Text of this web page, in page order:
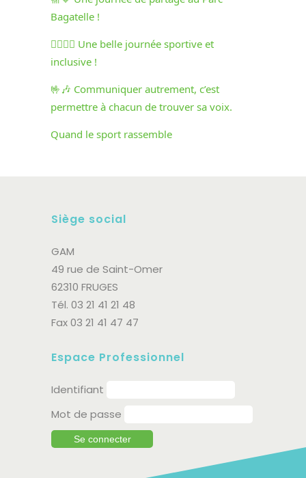
Bagatelle !
🏃‍♀️🏃‍♂️ Une belle journée sportive et
inclusive !
🤟🎶 Communiquer autrement, c’est
permettre à chacun de trouver sa voix.
Quand le sport rassemble
Siège social
GAM
49 rue de Saint-Omer
62310 FRUGES
Tél. 03 21 41 21 48
Fax 03 21 41 47 47
Espace Professionnel
Identifiant
Mot de passe